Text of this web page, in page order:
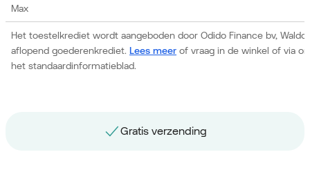
Het toestelkrediet wordt aangeboden door Odido Finance bv,
aflopend goederenkrediet. Lees meer of vraag in de winkel of via
het standaardinformatieblad.
Max
Gratis nummerbehoud